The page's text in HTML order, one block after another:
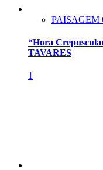
PAISAGEM
“Hora
TAVARES
1